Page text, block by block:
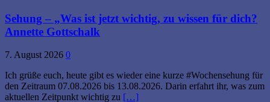
Sehung – „Was ist jetzt wichtig, zu wissen für dich?
Annette Gottschalk
7. August 2026 0
Ich grüße euch, heute gibt es wieder eine kurze #Wochensehung für
den Zeitraum 07.08.2026 bis 13.08.2026. Darin erfahrt ihr, was zum
aktuellen Zeitpunkt wichtig zu […]